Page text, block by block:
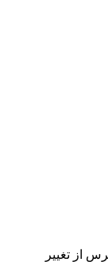
از تغییر